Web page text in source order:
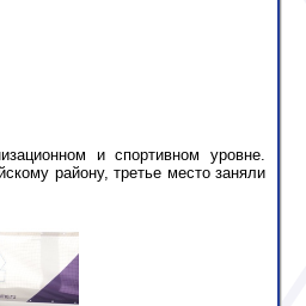
и спортивном уровне.
району, третье место заняли